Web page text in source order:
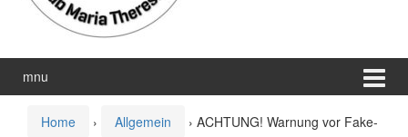
mnu
Home › Allgemein › ACHTUNG! Warnung vor Fake-